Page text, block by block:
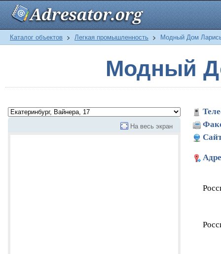
Каталог объектов > Легкая промышленность > Модный Дом
Модный
На весь экран